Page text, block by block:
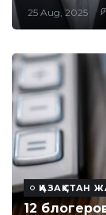
25 Aug, 2025
ҚАЗАҚСТАН
12